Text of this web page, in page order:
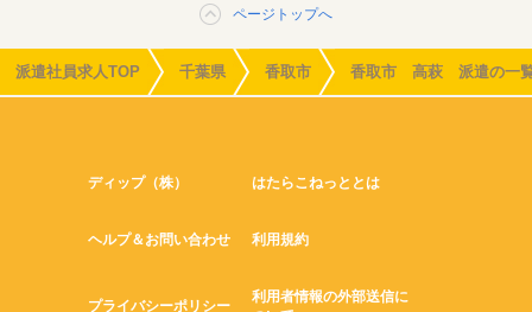
ページトップへ
派遣社員求人TOP 千葉県 香取市 香取市 高萩 派遣の一
ディップ（株） はたらこねっととは
ヘルプ＆お問い合わせ 利用規約
プライバシーポリシー
利用者情報の外部送信に